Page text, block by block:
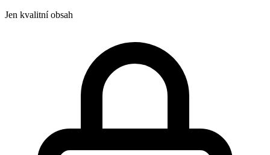
Jen kvalitní obsah